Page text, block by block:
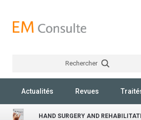
Rechercher
Actualités Revues
HAND SURGERY AND